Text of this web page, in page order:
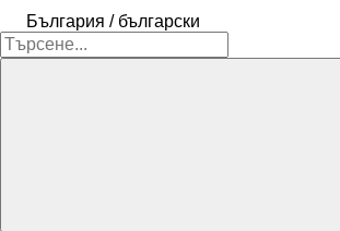
България / български